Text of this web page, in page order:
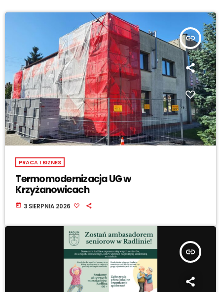
insert_link
PRACA I BIZNES
Termomodernizacja UG w
Krzyżanowicach
today 3 SIERPNIA 2026
insert_link